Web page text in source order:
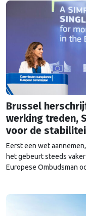
Brussel
werking treden,
voor de
Eerst een wet
het gebeurt steeds vaker
Europese Ombudsman